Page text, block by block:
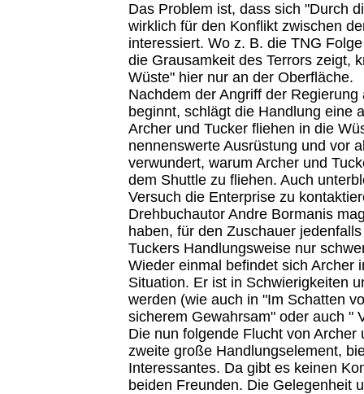
Das Problem ist, dass sich "Durch
wirklich für den Konflikt zwischen
interessiert. Wo z. B. die TNG
die Grausamkeit des Terrors zeigt,
Wüste" hier nur an der Oberfläche.
Nachdem der Angriff der Regierung
beginnt, schlägt die Handlung eine
Archer und Tucker fliehen in die
nennenswerte Ausrüstung und vor
verwundert, warum Archer und
dem Shuttle zu fliehen. Auch
Versuch die Enterprise zu
Drehbuchautor Andre Bormanis
haben, für den Zuschauer
Tuckers Handlungsweise nur
Wieder einmal befindet sich Archer
Situation. Er ist in Schwierigkeiten
werden (wie auch in "Im Schatten
sicherem Gewahrsam" oder auch "
Die nun folgende Flucht von Archer
zweite große Handlungselement,
Interessantes. Da gibt es keinen
beiden Freunden. Die Gelegenheit